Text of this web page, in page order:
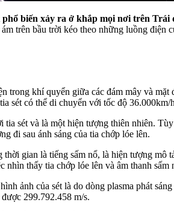
biến xảy ra ở khắp mọi nơi trên Trái
trên bầu trời kéo theo những luồng
trong khí quyển giữa các đám mây và
sét có thể di chuyển với tốc độ 36.000km/
tia sét và là một hiện tượng thiên nhiên.
đi sau ánh sáng của tia chớp lóe lên.
gian là tiếng sấm nổ, là hiện tượng
nhìn thấy tia chớp lóe lên và âm thanh sấm
ảnh của sét là do dòng plasma phát
299.792.458 m/s.